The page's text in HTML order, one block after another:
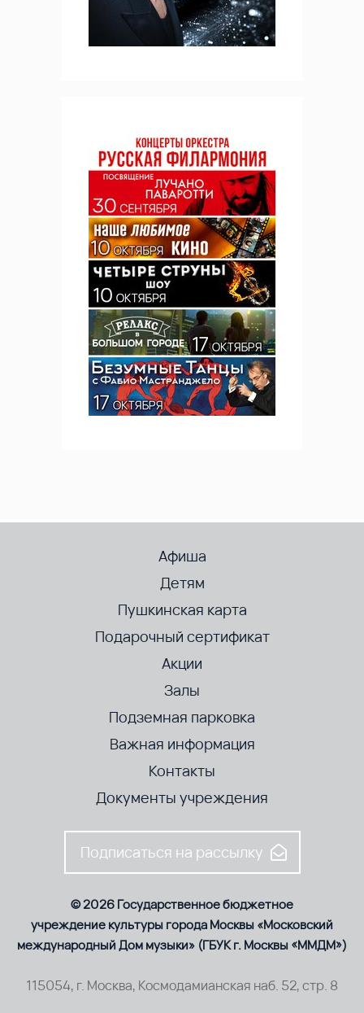
Афиша
Детям
Пушкинская карта
Подарочный сертификат
Акции
Залы
Подземная парковка
Важная информация
Контакты
Документы учреждения
Подписаться на рассылку
© 2026 Государственное бюджетное
учреждение культуры города Москвы «Московский
международный Дом музыки» (ГБУК г. Москвы «ММДМ»)
115054, г. Москва, Космодамианская наб. 52, стр. 8